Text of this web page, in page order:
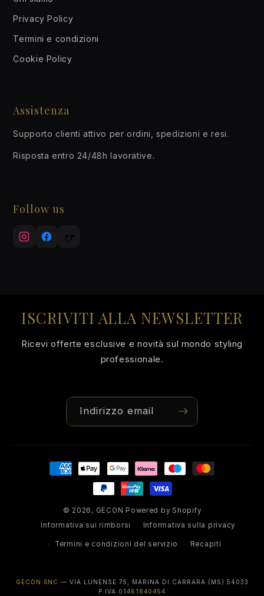
Privacy Policy
Termini e condizioni
Cookie Policy
Assistenza
Supporto clienti attivo per ordini, spedizioni e resi.
Risposta entro 24/48h lavorative.
Follow us
ISCRIVITI ALLA NEWSLETTER
Ricevi offerte esclusive e novità sul mondo styling
professionale.
Indirizzo email
di
pagamento
© 2026, GECON Powered by Shopify
Informativa sui rimborsi
Informativa sulla privacy
Termini e condizioni del servizio Recapiti
GECON SNC — VIA LUNENSE 75, MARINA DI CARRARA (MS) 54033
P.IVA 01461840454